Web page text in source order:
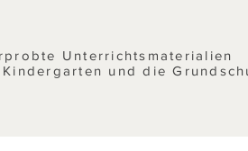
Unterrichtsmaterialien
und die